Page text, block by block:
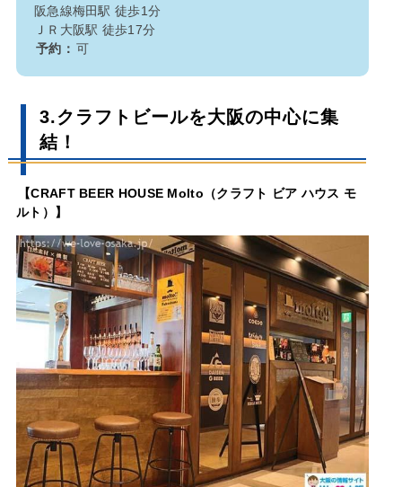
阪急線梅田駅 徒歩1分
ＪＲ大阪駅 徒歩17分
予約： 可
3.クラフトビールを大阪の中心に集
結！
【CRAFT BEER HOUSE Molto（クラフト ビア ハウス モ
ルト）】